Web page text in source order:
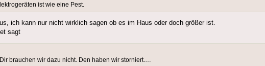
ist wie eine Pest.
ich kann nur nicht wirklich sagen ob es im Haus oder doch größer ist.
sagt
brauchen wir dazu nicht. Den haben wir storniert.…